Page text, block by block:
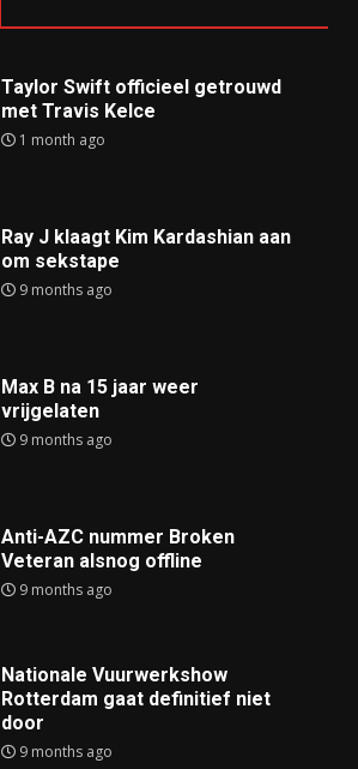
Taylor Swift officieel getrouwd
met Travis Kelce
1 month ago
Ray J klaagt Kim Kardashian aan
om sekstape
9 months ago
Max B na 15 jaar weer
vrijgelaten
9 months ago
Anti-AZC nummer Broken
Veteran alsnog offline
9 months ago
Nationale Vuurwerkshow
Rotterdam gaat definitief niet
door
9 months ago